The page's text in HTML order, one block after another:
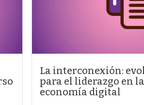
La interconexión:
para el liderazgo en
economía digital